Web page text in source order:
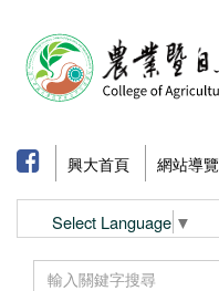
興大首頁 網站導覽
Select Language ▼